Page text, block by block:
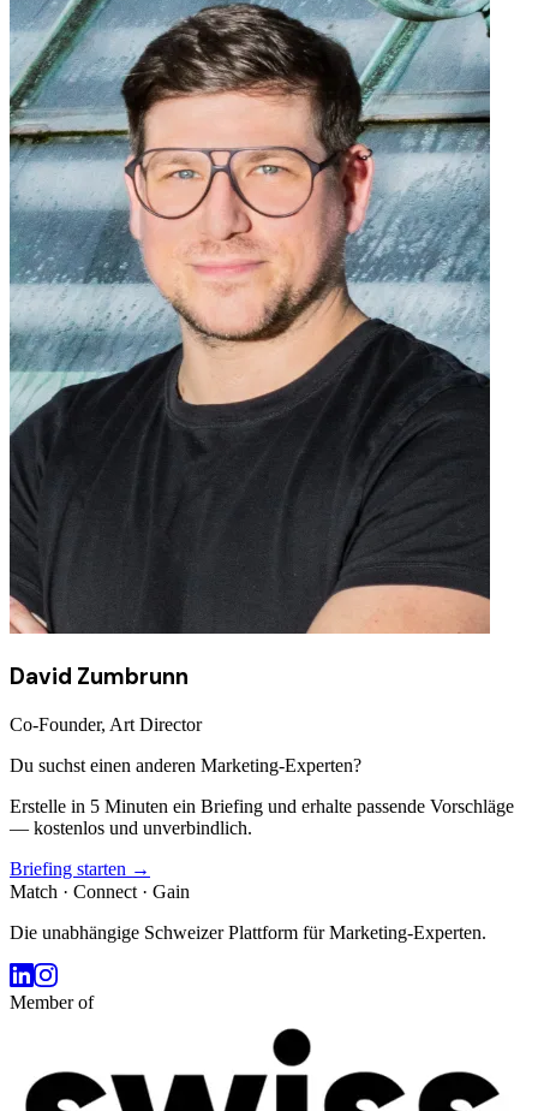
David Zumbrunn
Co-Founder, Art Director
Du suchst einen anderen Marketing-Experten?
Erstelle in 5 Minuten ein Briefing und erhalte passende Vorschläge
— kostenlos und unverbindlich.
Briefing starten →
Match · Connect · Gain
Die unabhängige Schweizer Plattform für Marketing-Experten.
Member of